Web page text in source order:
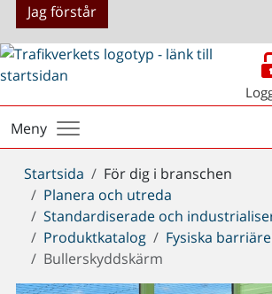
Jag förstår
Meny
Du
är
här:
Startsida
För dig i branschen
Planera och utreda
Standardiserade och
Produktkatalog
Fysiska
Bullerskyddskärm